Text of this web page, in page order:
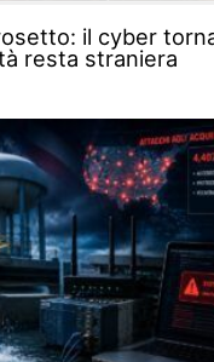
il cyber
resta straniera